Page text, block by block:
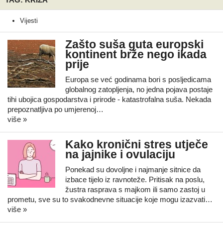
Vijesti
Zašto suša guta europski
kontinent brže nego ikada
prije
Europa se već godinama bori s posljedicama
globalnog zatopljenja, no jedna pojava postaje
tihi ubojica gospodarstva i prirode - katastrofalna suša. Nekada
prepoznatljiva po umjerenoj…
više »
Kako kronični stres utječe
na jajnike i ovulaciju
Ponekad su dovoljne i najmanje sitnice da
izbace tijelo iz ravnoteže. Pritisak na poslu,
žustra rasprava s majkom ili samo zastoj u
prometu, sve su to svakodnevne situacije koje mogu izazvati…
više »